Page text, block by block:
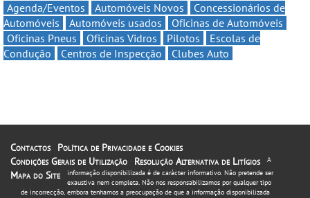
Agenda/Eventos Automóveis Novos
Concessionários de
Automóveis
Automóveis usados
Oficinas de Automóveis
Oficinas Pneus
Oficinas Vidros Pilotos
Escolas de
Condução
Centros de Inspecção Clubes Auto
Contactos
Política de Privacidade e Cookies
Condições Gerais de Utilização
Resolução Alternativa de Litígios
Mapa do Site
A
informação disponibilizada é de carácter informativo. Não pretende ser
exaustiva nem completa. Não nos responsabilizamos por qualquer tipo
de incorrecção, embora tenhamos a preocupação de que a informação disponibilizada